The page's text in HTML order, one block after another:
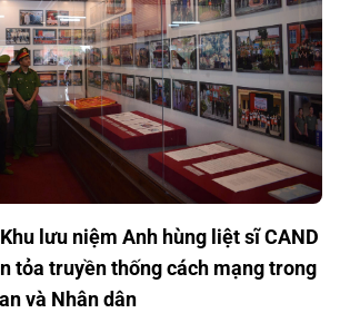
lưu niệm Anh hùng liệt sĩ CAND
tỏa truyền thống cách mạng trong
và Nhân dân